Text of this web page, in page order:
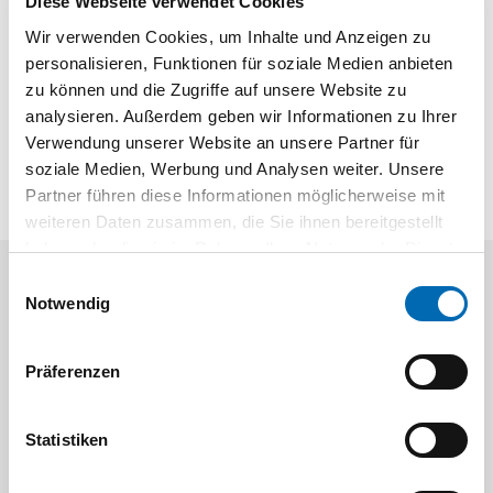
Wir verwenden Cookies, um Inhalte und Anzeigen zu
personalisieren, Funktionen für soziale Medien anbieten
zu können und die Zugriffe auf unsere Website zu
analysieren. Außerdem geben wir Informationen zu Ihrer
Verwendung unserer Website an unsere Partner für
soziale Medien, Werbung und Analysen weiter. Unsere
Partner führen diese Informationen möglicherweise mit
weiteren Daten zusammen, die Sie ihnen bereitgestellt
haben oder die sie im Rahmen Ihrer Nutzung der Dienste
Notwendig
Präferenzen
Statistiken
für eine maximale Kraftübertragung und einen schnellen
Blattwechsel.
VPE; 4
Aktuelle Angebote